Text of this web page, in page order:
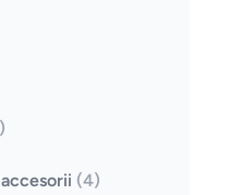
(4)